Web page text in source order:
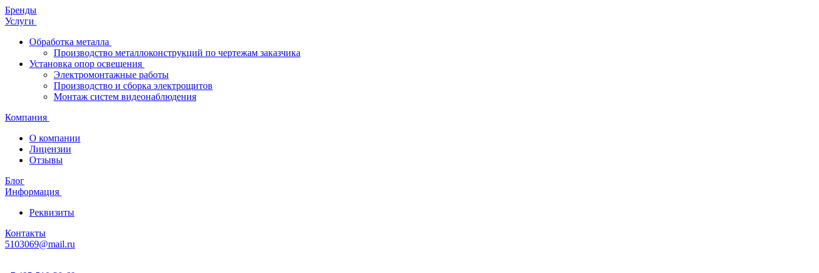
Бренды
Услуги
Обработка металла
Производство металлоконструкций по чертежам заказчика
Установка опор освещения
Электромонтажные работы
Производство и сборка электрощитов
Монтаж систем видеонаблюдения
Компания
О компании
Лицензии
Отзывы
Блог
Информация
Реквизиты
Контакты
5103069@mail.ru